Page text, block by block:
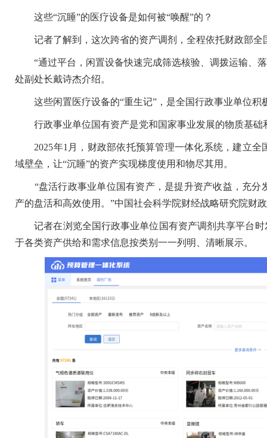
这些“沉睡”的医疗设备是如何被“唤醒”的？
记者了解到，这次跨省的资产调剂，全程依托财政部全
“通过平台，闲置设备快速完成筛选核验、调拨运输、落
处副处长戴诗杰介绍。
这些闲置医疗设备的“重生记”，是全国行政事业单位积
行政事业单位国有资产是党和国家事业发展的物质基础
2025年1月，财政部依托预算管理一体化系统，建立全
域壁垒，让“沉睡”的资产实现梯度使用和物尽其用。
“盘活行政事业单位国有资产，是提升资产收益，充分
产的盘活和高效使用。”中国社会科学院财经战略研究院财
记者在浏览全国行政事业单位国有资产调剂共享平台时
于各类资产供给和需求信息按类别一一列明、清晰展示。